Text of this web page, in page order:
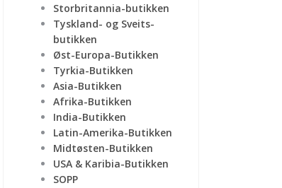
Storbritannia-butikken
Tyskland- og Sveits-
butikken
Øst-Europa-Butikken
Tyrkia-Butikken
Asia-Butikken
Afrika-Butikken
India-Butikken
Latin-Amerika-Butikken
Midtøsten-Butikken
USA & Karibia-Butikken
SOPP